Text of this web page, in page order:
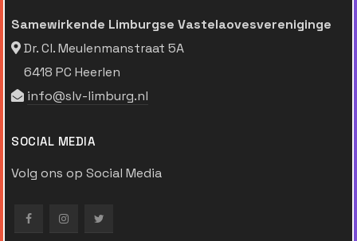
Samewirkende Limburgse Vastelaovesvereniginge
Dr. Cl. Meulenmanstraat 5A
6418 PC Heerlen
info@slv-limburg.nl
SOCIAL MEDIA
Volg ons op Social Media